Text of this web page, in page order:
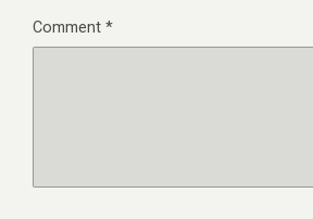
Comment*